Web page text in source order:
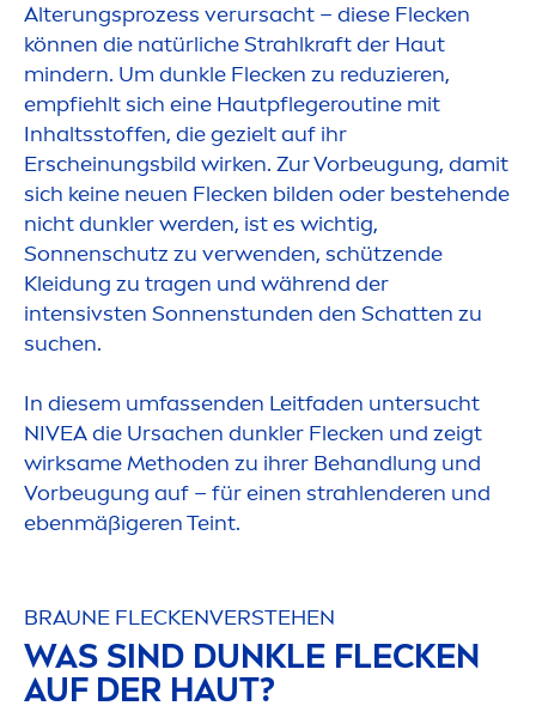
Alterungsprozess verursacht – diese Flecken
können die natürliche Strahlkraft der Haut
mindern. Um dunkle Flecken zu reduzieren,
empfiehlt sich eine Hautpflegeroutine mit
Inhaltsstoffen, die gezielt auf ihr
Erscheinungsbild wirken. Zur Vorbeugung, damit
sich keine neuen Flecken bilden oder bestehende
nicht dunkler werden, ist es wichtig,
Sonnenschutz zu verwenden, schützende
Kleidung zu tragen und während der
intensivsten Sonnenstunden den Schatten zu
suchen.
In diesem umfassenden Leitfaden untersucht
NIVEAdie Ursachen dunkler Flecken und zeigt
wirksame Methoden zu ihrer Behandlung und
Vorbeugung auf – für einen strahlenderen und
ebenmäßigeren Teint.
BRAUNE FLECKENVERSTEHEN
WAS SIND DUNKLE FLECKEN
AUF DER HAUT?